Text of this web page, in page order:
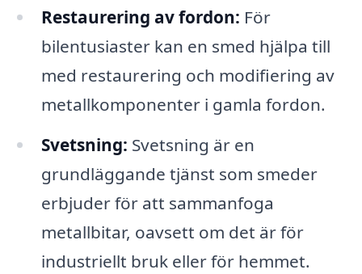
Restaurering av fordon: För
bilentusiaster kan en smed hjälpa till
med restaurering och modifiering av
metallkomponenter i gamla fordon.
Svetsning: Svetsning är en
grundläggande tjänst som smeder
erbjuder för att sammanfoga
metallbitar, oavsett om det är för
industriellt bruk eller för hemmet.